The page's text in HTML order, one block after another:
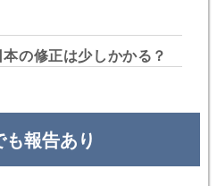
の修正は少しかかる？
報告あり